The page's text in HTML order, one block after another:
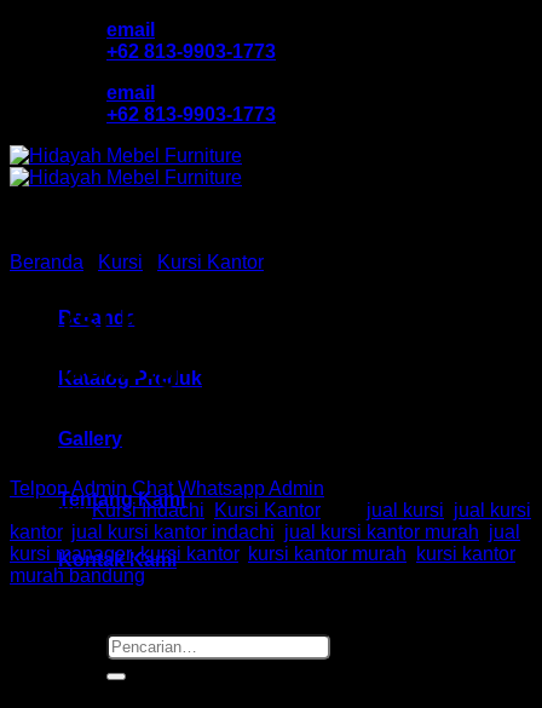
email
+62 813-9903-1773
email
+62 813-9903-1773
Beranda
Katalog Produk
Gallery
Tentang Kami
Kontak Kami
Pencarian
untuk:
Beranda Kursi Kursi Kantor
Kursi Kantor Ind HM Senza I
Bandung
Telpon Admin Chat Whatsapp Admin
Kategori:Kursi Indachi Kursi Kantor jual kursi jual kursi
kantor, jual kursi kantor indachi jual kursi kantor murah jual
kursi manager,kursi kantor, kursi kantor murah
kursi kantor
murah bandung